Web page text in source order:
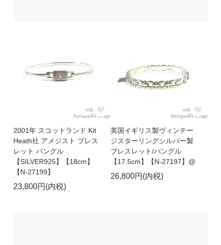
2001年 スコットランド Kit
Heath社 アメジスト ブレス
レット バングル
【SILVER925】【18cm】
【N-27199】
23,800円(内税)
英国イギリス製ヴィンテー
ジスターリングシルバー製
ブレスレット/バングル
【17.5cm】【N-27197】@
26,800円(内税)